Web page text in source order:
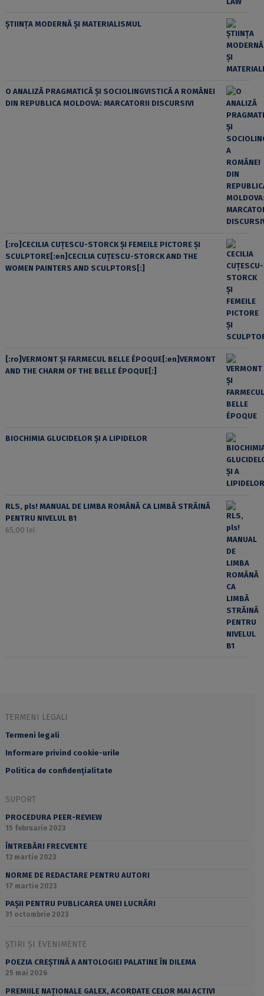
ȘTIINȚA MODERNĂ ȘI MATERIALISMUL
O ANALIZĂ PRAGMATICĂ ȘI SOCIOLINGVISTICĂ A ROMÂNEI
DIN REPUBLICA MOLDOVA: MARCATORII DISCURSIVI
[:ro]CECILIA CUŢESCU-STORCK ŞI FEMEILE PICTORE ŞI
SCULPTORE[:en]CECILIA CUŢESCU-STORCK AND THE
WOMEN PAINTERS AND SCULPTORS[:]
[:ro]VERMONT ȘI FARMECUL BELLE ÉPOQUE[:en]VERMONT
AND THE CHARM OF THE BELLE ÉPOQUE[:]
BIOCHIMIA GLUCIDELOR ȘI A LIPIDELOR
RLS, pls! MANUAL DE LIMBA ROMÂNĂ CA LIMBĂ STRĂINĂ
PENTRU NIVELUL B1
65,00 lei
TERMENI LEGALI
Termeni legali
Informare privind cookie-urile
Politica de confidențialitate
SUPORT
PROCEDURA PEER-REVIEW
15 februarie 2023
ÎNTREBĂRI FRECVENTE
13 martie 2023
NORME DE REDACTARE PENTRU AUTORI
17 martie 2023
PAȘII PENTRU PUBLICAREA UNEI LUCRĂRI
31 octombrie 2023
ȘTIRI ȘI EVENIMENTE
POEZIA CREȘTINĂ A ANTOLOGIEI PALATINE ÎN DILEMA
25 mai 2026
PREMIILE NAȚIONALE GALEX, ACORDATE CELOR MAI ACTIVI